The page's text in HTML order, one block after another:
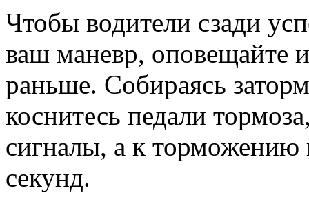
Чтобы водители сзади
ваш маневр, оповещайте
раньше. Собираясь
коснитесь педали
сигналы, а к торможению
секунд.